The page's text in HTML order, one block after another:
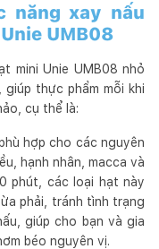
năng xay nấu
UMB08
mini Unie UMB08 nhỏ
thực phẩm mỗi khi
cụ thể là:
hợp cho các nguyên
hạnh nhân, macca và
phút, các loại hạt này
phải, tránh tình trạng
giúp cho bạn và gia
béo nguyên vị.